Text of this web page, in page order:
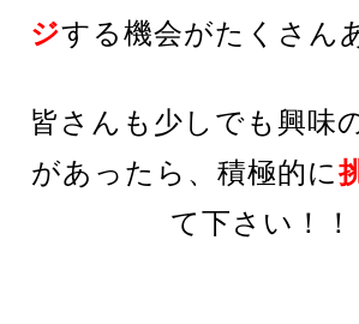
ジする機会がたくさん
皆さんも少しでも興味
があったら、積極的に
て下さい！！